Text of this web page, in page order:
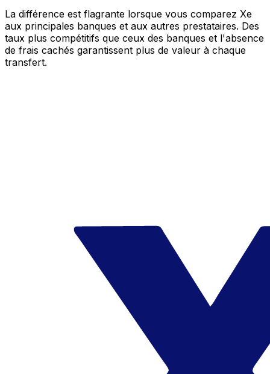
La différence est flagrante lorsque vous comparez Xe
aux principales banques et aux autres prestataires. Des
taux plus compétitifs que ceux des banques et l'absence
de frais cachés garantissent plus de valeur à chaque
transfert.